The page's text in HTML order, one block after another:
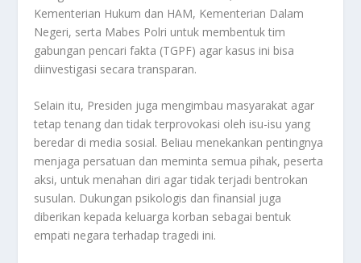
Kementerian Hukum dan HAM, Kementerian Dalam
Negeri, serta Mabes Polri untuk membentuk tim
gabungan pencari fakta (TGPF) agar kasus ini bisa
diinvestigasi secara transparan.
Selain itu, Presiden juga mengimbau masyarakat agar
tetap tenang dan tidak terprovokasi oleh isu-isu yang
beredar di media sosial. Beliau menekankan pentingnya
menjaga persatuan dan meminta semua pihak, peserta
aksi, untuk menahan diri agar tidak terjadi bentrokan
susulan. Dukungan psikologis dan finansial juga
diberikan kepada keluarga korban sebagai bentuk
empati negara terhadap tragedi ini.